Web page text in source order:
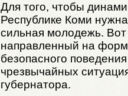
Для того, чтобы
Республике Коми
сильная молодежь. Вот
направленный на
безопасного
чрезвычайных
губернатора.